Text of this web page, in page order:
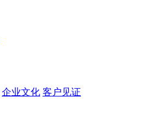
企业文化 客户见证